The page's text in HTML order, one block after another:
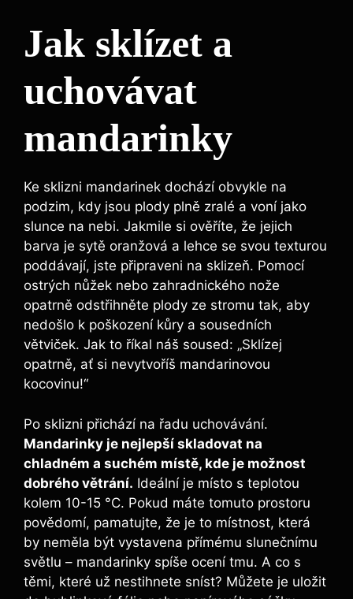
Jak sklízet a
uchovávat
mandarinky
Ke sklizni mandarinek dochází obvykle na
podzim, kdy jsou plody plně zralé a voní jako
slunce na nebi. Jakmile si ověříte, že jejich
barva je sytě oranžová a lehce se svou texturou
poddávají, jste připraveni na sklizeň. Pomocí
ostrých nůžek nebo zahradnického nože
opatrně odstřihněte plody ze stromu tak, aby
nedošlo k poškození kůry a sousedních
větviček. Jak to říkal náš soused: „Sklízej
opatrně, ať si nevytvoříš mandarinovou
kocovinu!“
Po sklizni přichází na řadu uchovávání.
Mandarinky je nejlepší skladovat na
chladném a suchém místě, kde je možnost
dobrého větrání. Ideální je místo s teplotou
kolem 10-15 °C. Pokud máte tomuto prostoru
povědomí, pamatujte, že je to místnost, která
by neměla být vystavena přímému slunečnímu
světlu – mandarinky spíše ocení tmu. A co s
těmi, které už nestihnete sníst? Můžete je uložit